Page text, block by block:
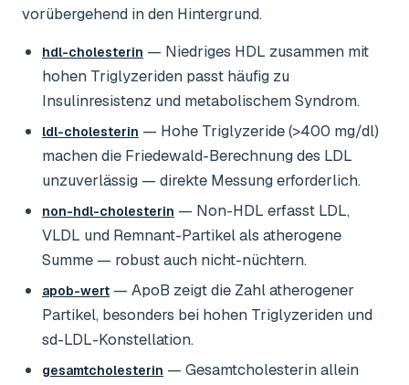
vorübergehend in den Hintergrund.
hdl-cholesterin — Niedriges HDL zusammen mit
hohen Triglyzeriden passt häufig zu
Insulinresistenz und metabolischem Syndrom.
ldl-cholesterin — Hohe Triglyzeride (>400 mg/dl)
machen die Friedewald-Berechnung des LDL
unzuverlässig — direkte Messung erforderlich.
non-hdl-cholesterin — Non-HDL erfasst LDL,
VLDL und Remnant-Partikel als atherogene
Summe — robust auch nicht-nüchtern.
apob-wert — ApoB zeigt die Zahl atherogener
Partikel, besonders bei hohen Triglyzeriden und
sd-LDL-Konstellation.
gesamtcholesterin — Gesamtcholesterin allein